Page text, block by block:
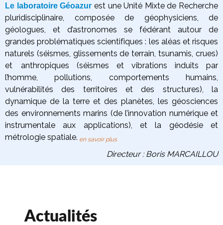
Le laboratoire Géoazur est une Unité Mixte de Recherche
pluridisciplinaire, composée de géophysiciens, de
géologues, et d’astronomes se fédérant autour de
grandes problématiques scientifiques : les aléas et risques
naturels (séismes, glissements de terrain, tsunamis, crues)
et anthropiques (séismes et vibrations induits par
l’homme, pollutions, comportements humains,
vulnérabilités des territoires et des structures), la
dynamique de la terre et des planètes, les géosciences
des environnements marins (de l’innovation numérique et
instrumentale aux applications), et la géodésie et
métrologie spatiale. en savoir plus
Directeur : Boris MARCAILLOU
Actualités